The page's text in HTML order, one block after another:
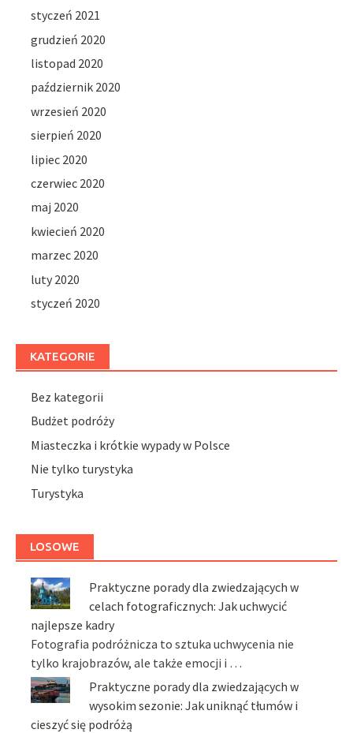
styczeń 2021
grudzień 2020
listopad 2020
październik 2020
wrzesień 2020
sierpień 2020
lipiec 2020
czerwiec 2020
maj 2020
kwiecień 2020
marzec 2020
luty 2020
styczeń 2020
KATEGORIE
Bez kategorii
Budżet podróży
Miasteczka i krótkie wypady w Polsce
Nie tylko turystyka
Turystyka
LOSOWE
Praktyczne porady dla zwiedzających w
celach fotograficznych: Jak uchwycić
najlepsze kadry
Fotografia podróżnicza to sztuka uchwycenia nie
tylko krajobrazów, ale także emocji i …
Praktyczne porady dla zwiedzających w
wysokim sezonie: Jak uniknąć tłumów i
cieszyć się podróżą